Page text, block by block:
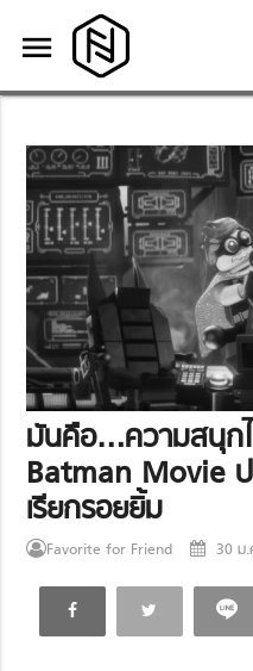
menu
menu
มันคือ…ความสนุก
Batman Movie
เรียกรอยยิ้ม
Favorite for Friend 30 ม